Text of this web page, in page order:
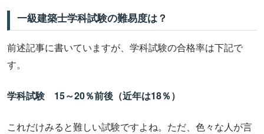
一級建築士学科試験の難易度は？
前述記事に書いていますが、学科試験の合格率は下記で
す。
学科試験 15～20％前後（近年は18％）
これだけみると難しい試験ですよね。ただ、色々な人が言